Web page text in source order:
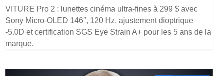
VITURE Pro 2 : lunettes cinéma ultra-fines à 299 $ avec
Sony Micro-OLED 146″, 120 Hz, ajustement dioptrique
-5.0D et certification SGS Eye Strain A+ pour les 5 ans de la
marque.